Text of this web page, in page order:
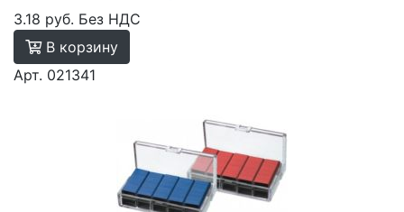
3.18 руб. Без НДС
В корзину
Арт. 021341